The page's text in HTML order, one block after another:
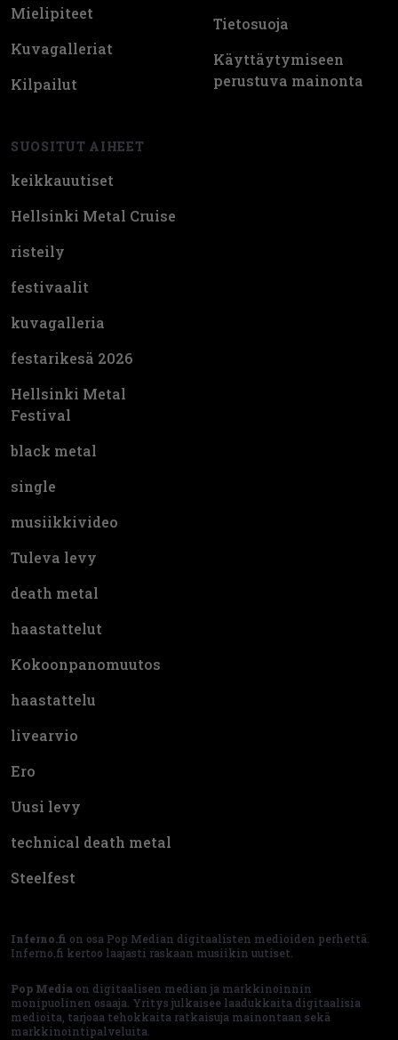
Mielipiteet
Kuvagalleriat
Kilpailut
SUOSITUT AIHEET
keikkauutiset
Hellsinki Metal Cruise
risteily
festivaalit
kuvagalleria
festarikesä 2026
Hellsinki Metal
Festival
black metal
single
musiikkivideo
Tuleva levy
death metal
haastattelut
Kokoonpanomuutos
haastattelu
livearvio
Ero
Uusi levy
technical death metal
Steelfest
Tietosuoja
Käyttäytymiseen
perustuva mainonta
Inferno.fi on osa Pop Median digitaalisten medioiden perhettä.
Inferno.fi kertoo laajasti raskaan musiikin uutiset.
Pop Media on digitaalisen median ja markkinoinnin
monipuolinen osaaja. Yritys julkaisee laadukkaita digitaalisia
medioita, tarjoaa tehokkaita ratkaisuja mainontaan sekä
markkinointipalveluita.